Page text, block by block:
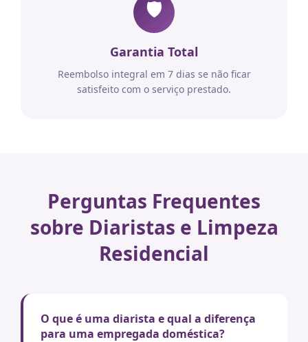
🛡️
Garantia Total
Reembolso integral em 7 dias se não ficar
satisfeito com o serviço prestado.
Perguntas Frequentes
sobre Diaristas e Limpeza
Residencial
O que é uma diarista e qual a diferença
para uma empregada doméstica?